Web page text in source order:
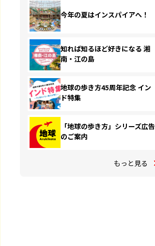
今年の夏はインスパイアへ！
知れば知るほど好きになる 湘
南・江の島
地球の歩き方45周年記念 イン
ド特集
「地球の歩き方」シリーズ広告
のご案内
もっと見る